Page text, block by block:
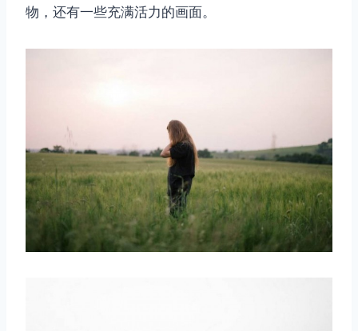
物，还有一些充满活力的画面。